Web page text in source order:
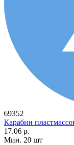
69352
Карабин
17.06 р.
Мин. 20 шт